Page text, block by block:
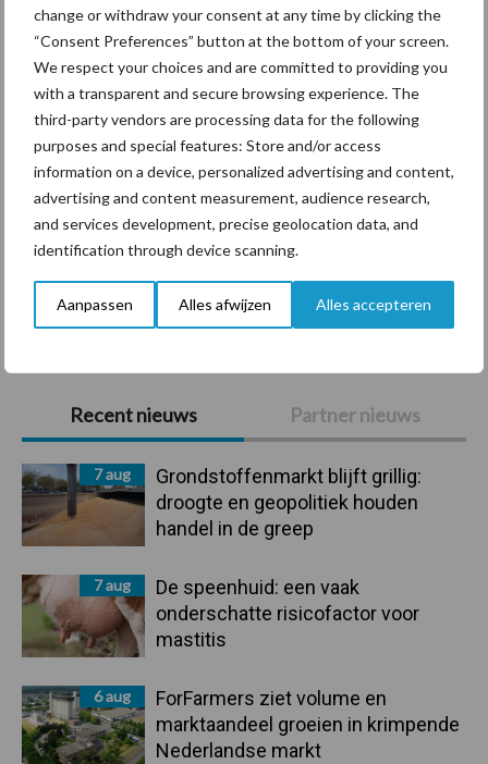
change or withdraw your consent at any time by clicking the
“Consent Preferences” button at the bottom of your screen.
We respect your choices and are committed to providing you
with a transparent and secure browsing experience. The
third-party vendors are processing data for the following
purposes and special features: Store and/or access
information on a device, personalized advertising and content,
advertising and content measurement, audience research,
and services development, precise geolocation data, and
identification through device scanning.
Aanpassen Alles afwijzen Alles accepteren
Primaire
Sidebar
Recent nieuws Partner nieuws
7 aug
Grondstoffenmarkt blijft grillig:
droogte en geopolitiek houden
handel in de greep
7 aug
De speenhuid: een vaak
onderschatte risicofactor voor
mastitis
6 aug
ForFarmers ziet volume en
marktaandeel groeien in krimpende
Nederlandse markt
Diergezondheid Bemesting Fokkerij
Mastitis Hittestress
Toon meer